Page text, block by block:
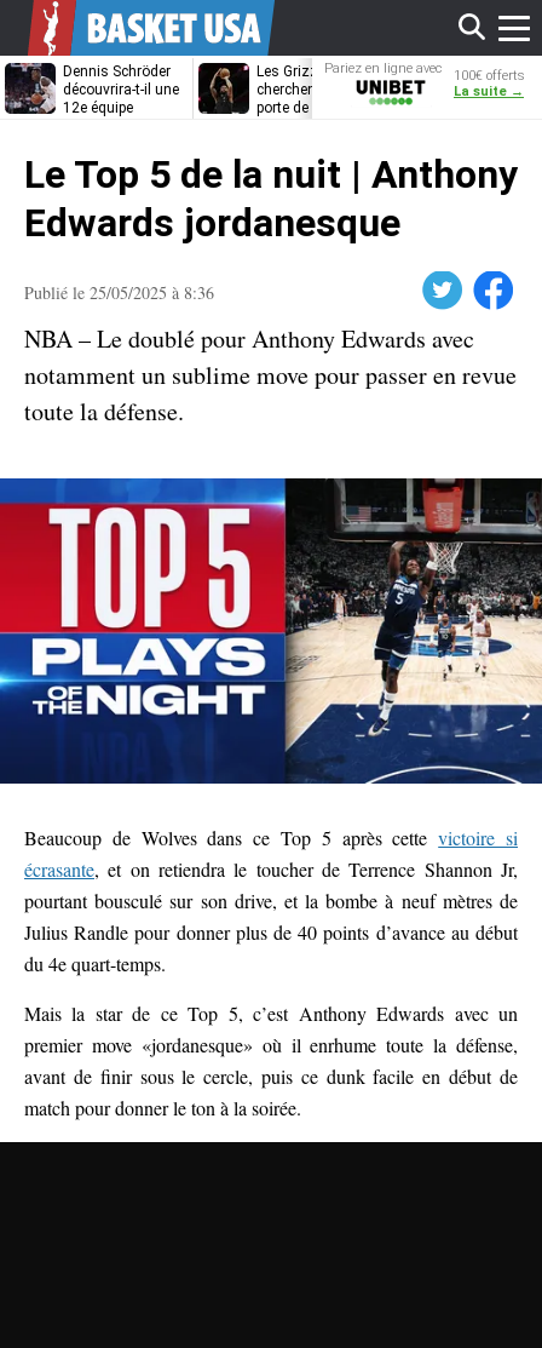
menu
Dennis Schröder
découvrira-t-il une
12e équipe
Les Grizzlies
cherchent déjà une
porte de sortie
Dwane Casey
bientôt coach
Pariez en ligne avec
Unibet
100€ offerts
La suite →
Le Top 5 de la nuit | Anthony
Edwards jordanesque
Publié le 25/05/2025 à 8:36 Facebook
NBA – Le doublé pour Anthony Edwards avec
notamment un sublime move pour passer en revue
toute la défense.
Beaucoup de Wolves dans ce Top 5 après cettevictoire si
écrasante, et on retiendra le toucher de Terrence Shannon Jr,
pourtant bousculé sur son drive, et la bombe à neuf mètres de
Julius Randle pour donner plus de 40 points d’avance au début
du 4e quart-temps.
Mais la star de ce Top 5, c’est Anthony Edwards avec un
premier move «jordanesque» où il enrhume toute la défense,
avant de finir sous le cercle, puis ce dunk facile en début de
match pour donner le ton à la soirée.